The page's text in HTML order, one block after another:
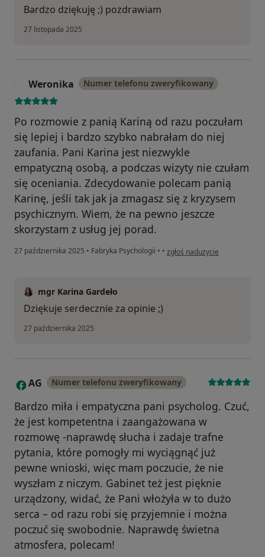
Bardzo dziękuję ;) pozdrawiam
27 listopada 2025
Weronika Numer telefonu zweryfikowany
Po rozmowie z panią Kariną od razu poczułam
się lepiej i bardzo szybko nabrałam do niej
zaufania. Pani Karina jest niezwykle
empatyczną osobą, a podczas wizyty nie czułam
się oceniania. Zdecydowanie polecam panią
Karinę, jeśli tak jak ja zmagasz się z kryzysem
psychicznym. Wiem, że na pewno jeszcze
skorzystam z usług jej porad.
27 października 2025 • Fabryka Psychologii • • w opinii użytkownika
zgłoś nadużycie
mgr Karina Gardeło
Dziękuje serdecznie za opinie ;)
27 października 2025
A AG Numer telefonu zweryfikowany
Bardzo miła i empatyczna pani psycholog. Czuć,
że jest kompetentna i zaangażowana w
rozmowę -naprawdę słucha i zadaje trafne
pytania, które pomogły mi wyciągnąć już
pewne wnioski, więc mam poczucie, że nie
wyszłam z niczym. Gabinet też jest pięknie
urządzony, widać, że Pani włożyła w to dużo
serca – od razu robi się przyjemnie i można
poczuć się swobodnie. Naprawdę świetna
atmosfera, polecam!